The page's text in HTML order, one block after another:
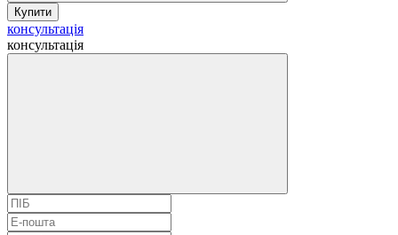
Купити
консультація
консультація